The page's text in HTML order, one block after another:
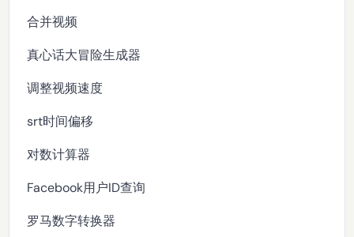
合并视频
真心话大冒险生成器
调整视频速度
srt时间偏移
对数计算器
Facebook用户ID查询
罗马数字转换器